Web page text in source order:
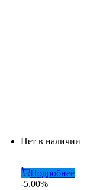
Нет в наличии
Подробнее
-5.00%